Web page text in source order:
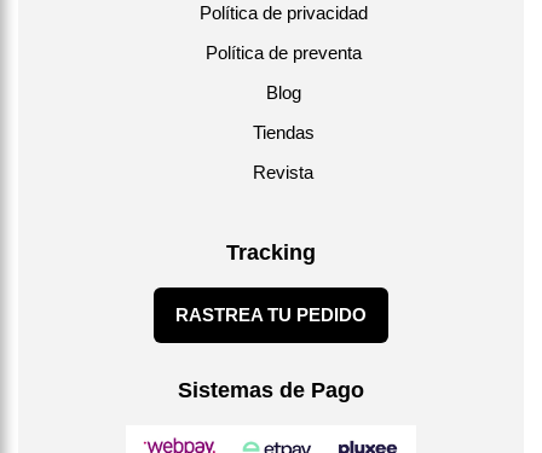
Política de privacidad
Política de preventa
Blog
Tiendas
Revista
Tracking
RASTREA TU PEDIDO
Sistemas de Pago